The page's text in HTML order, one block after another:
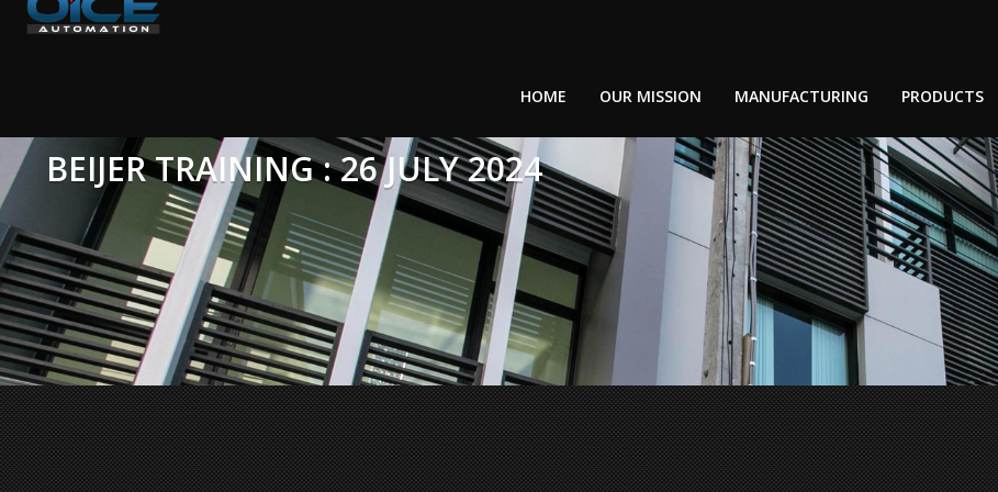
HOME OUR MISSION MANUFACTURING PRODUCTS
BEIJER TRAINING : 26 JULY 2024